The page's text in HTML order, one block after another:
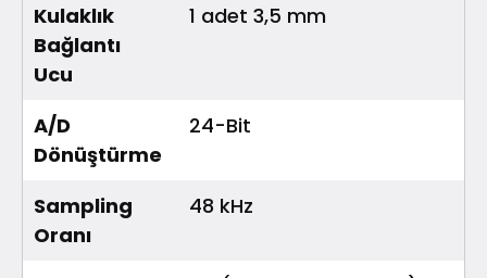
Kulaklık
Bağlantı
Ucu
1 adet 3,5 mm
A/D
Dönüştürme
24-Bit
Sampling
Oranı
48 kHz